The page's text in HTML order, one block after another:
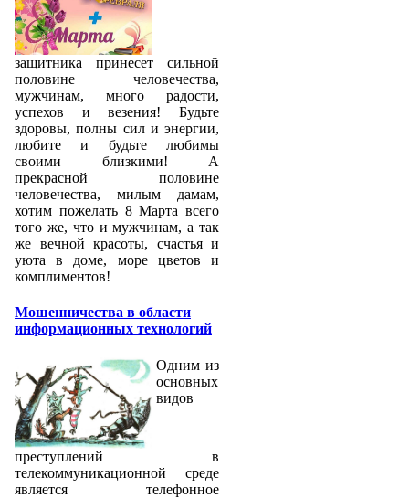
защитника принесет сильной
половине человечества,
мужчинам, много радости,
успехов и везения! Будьте
здоровы, полны сил и энергии,
любите и будьте любимы
своими близкими! А
прекрасной половине
человечества, милым дамам,
хотим пожелать 8 Марта всего
того же, что и мужчинам, а так
же вечной красоты, счастья и
уюта в доме, море цветов и
комплиментов!
Мошенничества в области
информационных технологий
Одним из
основных
видов
преступлений в
телекоммуникационной среде
является телефонное